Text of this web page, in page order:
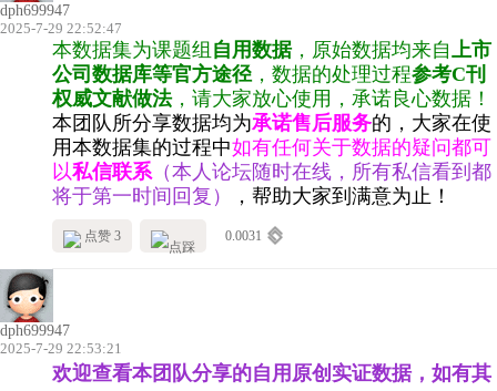
dph699947
2025-7-29 22:52:47
本数据集为课题组 自用数据，原始数据均来自
上市
公司数据库等官方途径 ，数据的处理过程参考C刊
权威文献做法，请大家放心使用，承诺良心数据！
本团队所分享数据均为承诺售后服务的，大家在使
用本数据集的过程中如有任何关于数据的疑问都可
以私信联系 （本人论坛随时在线，所有私信看到都
将于第一时间回复）
，帮助大家到满意为止！
点赞 3 0.0031
dph699947
2025-7-29 22:53:21
欢迎查看本团队分享的自用原创实证数据， 如有其